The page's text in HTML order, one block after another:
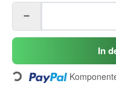
In
Loading...